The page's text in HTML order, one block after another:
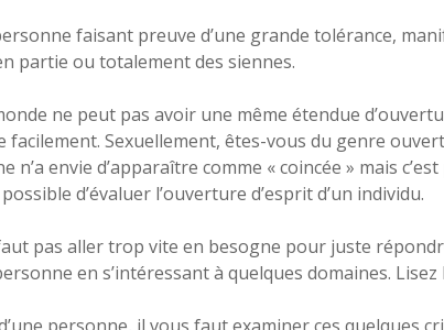
faisant preuve d’une grande tolérance,
partie ou totalement des siennes.
ne peut pas avoir une même étendue
facilement. Sexuellement, êtes-vous du genre
envie d’apparaître comme « coincée » mais
d’évaluer l’ouverture d’esprit d’un individu.
pas aller trop vite en besogne pour juste
en s’intéressant à quelques domaines.
personne, il vous faut examiner ces quelques